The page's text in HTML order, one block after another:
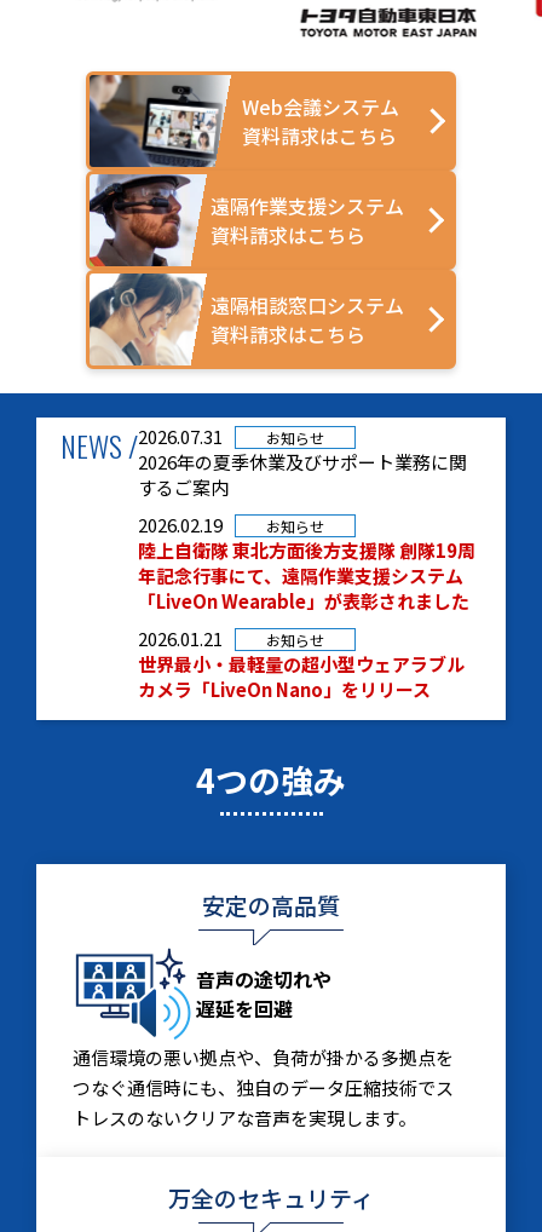
Web会議システム
資料請求はこちら
遠隔作業支援システム
資料請求はこちら
遠隔相談窓口システム
資料請求はこちら
NEWS /2026.07.31 お知らせ
2026年の夏季休業及びサポート業務に関
するご案内
2026.02.19
お知らせ
陸上自衛隊 東北方面後方支援隊 創隊19周
年記念行事にて、遠隔作業支援システム
「LiveOn Wearable」が表彰されました
2026.01.21
お知らせ
世界最小・最軽量の超小型ウェアラブル
カメラ「LiveOn Nano」をリリース
4つの強み
安定の高品質
音声の途切れや
遅延を回避
通信環境の悪い拠点や、負荷が掛かる多拠点を
つなぐ通信時にも、独自のデータ圧縮技術でス
トレスのないクリアな音声を実現します。
万全のセキュリティ